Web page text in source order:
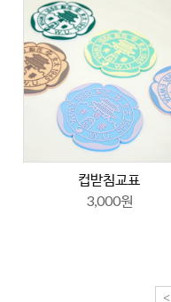
컵받침교표
3,000원
<